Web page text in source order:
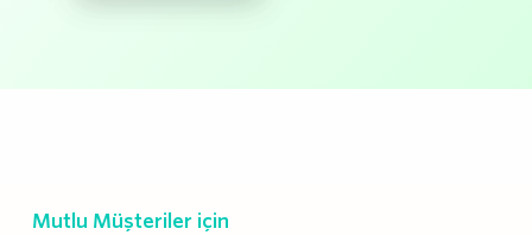
Mutlu Müşteriler için